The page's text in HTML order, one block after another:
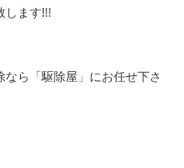
します!!!
ら「駆除屋」にお任せ下さ